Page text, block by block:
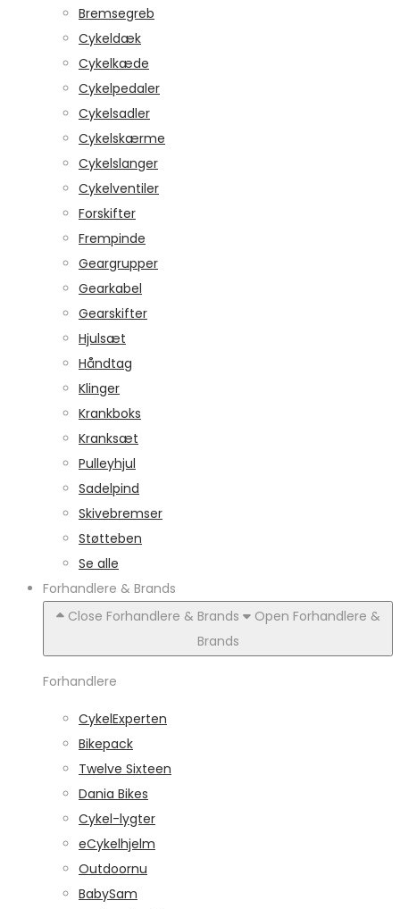
Bremsegreb
Cykeldæk
Cykelkæde
Cykelpedaler
Cykelsadler
Cykelskærme
Cykelslanger
Cykelventiler
Forskifter
Frempinde
Geargrupper
Gearkabel
Gearskifter
Hjulsæt
Håndtag
Klinger
Krankboks
Kranksæt
Pulleyhjul
Sadelpind
Skivebremser
Støtteben
Se alle
Forhandlere & Brands
Close Forhandlere & Brands
Open Forhandlere &
Brands
Forhandlere
CykelExperten
Bikepack
Twelve Sixteen
Dania Bikes
Cykel-lygter
eCykelhjelm
Outdoornu
BabySam